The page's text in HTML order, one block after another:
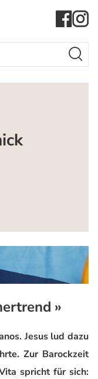
Search
»
Jesus lud dazu
Zur Barockzeit
spricht für sich: